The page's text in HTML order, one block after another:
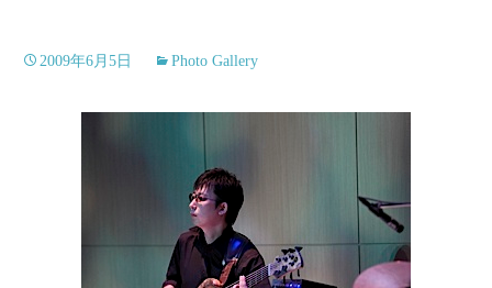
2009年6月5日 Photo Gallery